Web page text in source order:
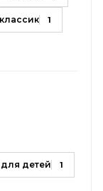
1
детей 1